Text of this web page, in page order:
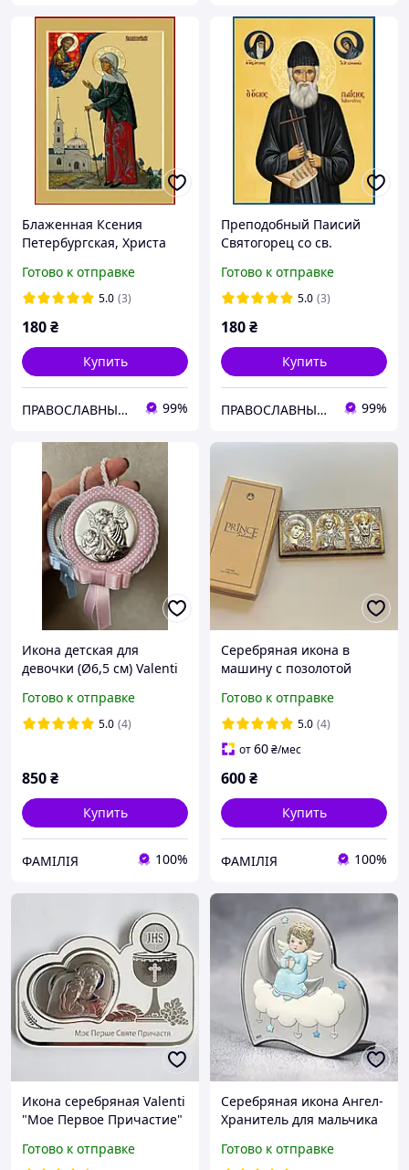
Блаженная Ксения
Петербургская, Христа
(С.Вандаловский)
Готово к отправке
5.0 (3)
180₴
Купить
ПРАВОСЛАВНЫЕ КНИГИ — ПОЧТОЙ 99%
Преподобный Паисий
Святогорец со св.
Готово к отправке
5.0 (3)
180₴
Купить
ПРАВОСЛАВНЫЕ КНИГИ — ПОЧТОЙ 99%
Икона детская для
девочки (Ø6,5 см) Valenti
Готово к отправке
5.0 (4)
850₴
Купить
ФАМІЛІЯ 100%
Серебряная икона в
машину с позолотой
Готово к отправке
5.0 (4)
от60₴/мес
600₴
Купить
ФАМІЛІЯ 100%
Икона серебряная Valenti
"Мое Первое Причастие"
Готово к отправке
Серебряная икона Ангел-
Хранитель для мальчика
SA0033/1CC
Готово к отправке